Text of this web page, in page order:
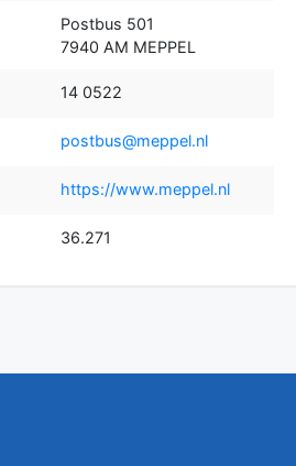
Postbus 501
7940 AM MEPPEL
14 0522
postbus@meppel.nl
https://www.meppel.nl
36.271